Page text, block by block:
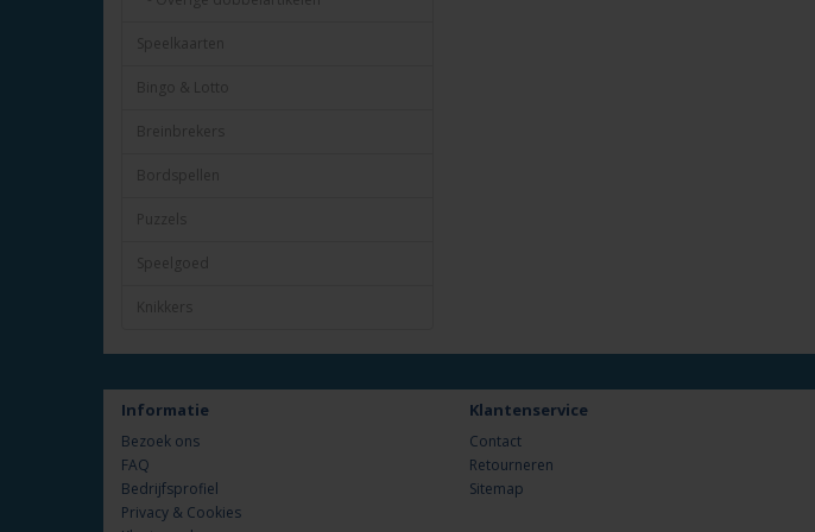
Speelkaarten
Bingo & Lotto
Breinbrekers
Bordspellen
Puzzels
Speelgoed
Knikkers
Informatie
Bezoek ons
FAQ
Bedrijfsprofiel
Privacy & Cookies
Klantenservice
Contact
Retourneren
Sitemap